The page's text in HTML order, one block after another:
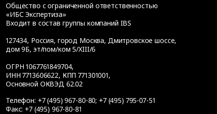
Общество с ограниченной ответственностью
«ИБС Экспертиза»
Входит в состав группы компаний IBS
127434, Россия, город Москва, Дмитровское шоссе,
дом 9Б, эт/пом/ком 5/XIII/6
ОГРН 1067761849704,
ИНН 7713606622, КПП 771301001,
Основной ОКВЭД 62.02
Телефон: +7 (495) 967-80-80; +7 (495) 795-07-51
Факс: +7 (495) 967-80-81